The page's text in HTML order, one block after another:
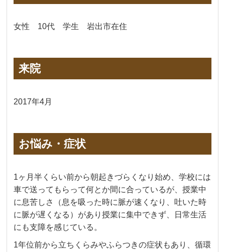
女性 10代 学生 岩出市在住
来院
2017年4月
お悩み・症状
1ヶ月半くらい前から朝起きづらくなり始め、学校には
車で送ってもらって何とか間に合っているが、授業中
に息苦しさ（息を吸った時に脈が速くなり、吐いた時
に脈が遅くなる）があり授業に集中できず、日常生活
にも支障を感じている。
1年位前から立ちくらみやふらつきの症状もあり、循環